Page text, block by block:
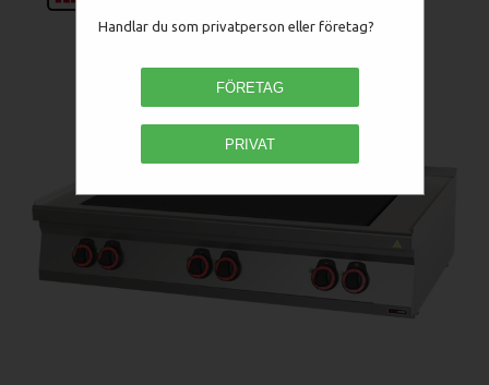
Handlar du som privatperson eller företag?
FÖRETAG
PRIVAT